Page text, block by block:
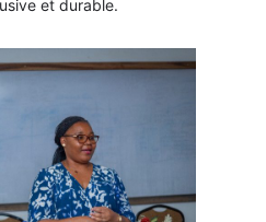
et durable.